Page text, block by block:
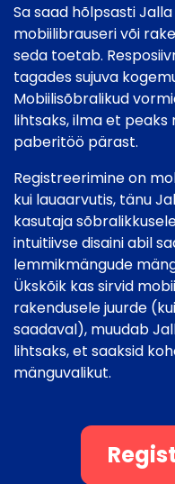
Sa saad hõlpsasti
mobiilibrauseri või
seda toetab.
tagades sujuva
Mobiilisõbralikud
lihtsaks, ilma et
paberitöö pärast.
Registreerimine on
kui lauaarvutis, tänu
kasutaja
intuitiivse disaini abil
lemmikmängude
Ükskõik kas sirvid
rakendusele juurde
saadaval), muudab
lihtsaks, et saaksid
mänguvalikut.